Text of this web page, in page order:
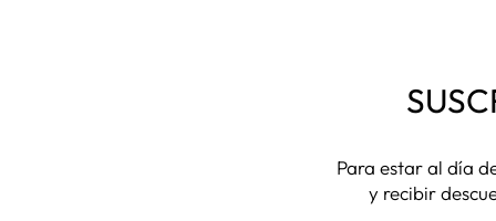
Para estar al día
y recibir